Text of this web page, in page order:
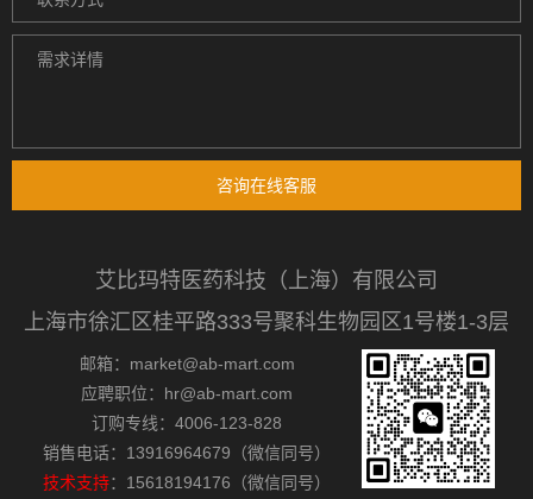
咨询在线客服
艾比玛特医药科技（上海）有限公司
上海市徐汇区桂平路333号聚科生物园区1号楼1-3层
邮箱：market@ab-mart.com
应聘职位：hr@ab-mart.com
订购专线：4006-123-828
销售电话：13916964679（微信同号）
技术支持：15618194176（微信同号）